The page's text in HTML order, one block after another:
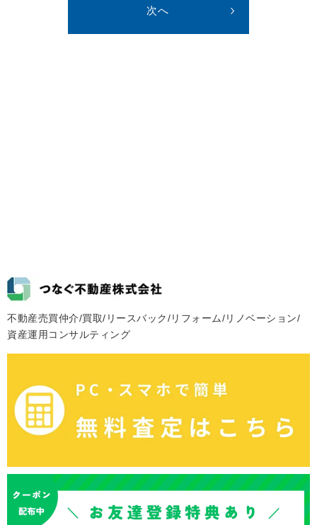
次へ
不動産売買仲介/買取/リースバック/リフォーム/リノベーション/
資産運用コンサルティング